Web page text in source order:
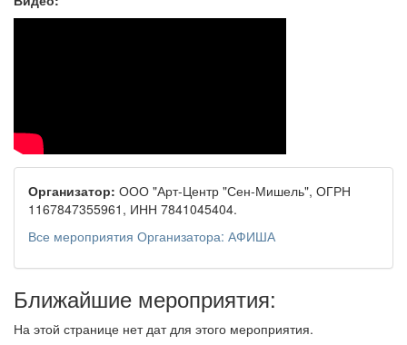
Организатор: ООО "Арт-Центр "Сен-Мишель", ОГРН
1167847355961, ИНН 7841045404.
Все мероприятия Организатора: АФИША
Ближайшие мероприятия:
На этой странице нет дат для этого мероприятия.